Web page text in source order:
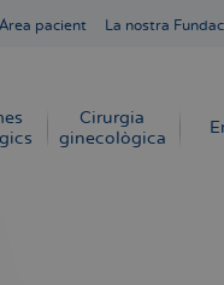
Área pacient La nostra
Cirurgia
ginecològica